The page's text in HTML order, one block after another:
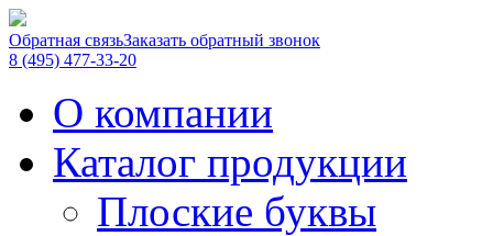
Обратная связьЗаказать обратный звонок
8 (495) 477-33-20
О компании
Каталог продукции
Плоские буквы